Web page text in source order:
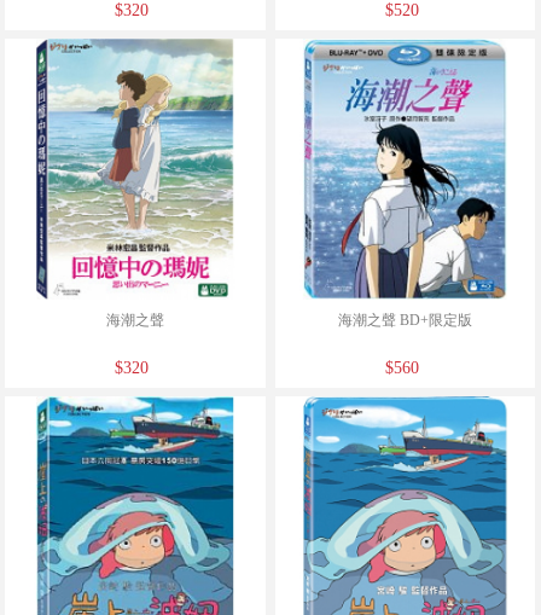
$320 $520
海潮之聲
$320
海潮之聲 BD+限定版
$560